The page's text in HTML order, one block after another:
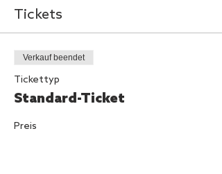
Tickets
Verkauf beendet
Tickettyp
Standard-Ticket
Preis